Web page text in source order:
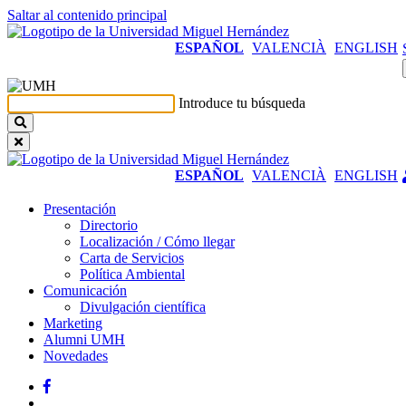
Saltar al contenido principal
ESPAÑOL VALENCIÀ ENGLISH
Introduce tu búsqueda
ESPAÑOL VALENCIÀ ENGLISH
Presentación
Presentación
Directorio
Localización / Cómo llegar
Carta de Servicios
Política Ambiental
Comunicación
Comunicación
Divulgación científica
Marketing
Alumni UMH
Novedades
Facebook